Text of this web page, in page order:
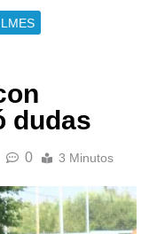
dudas
0 3 Minutos